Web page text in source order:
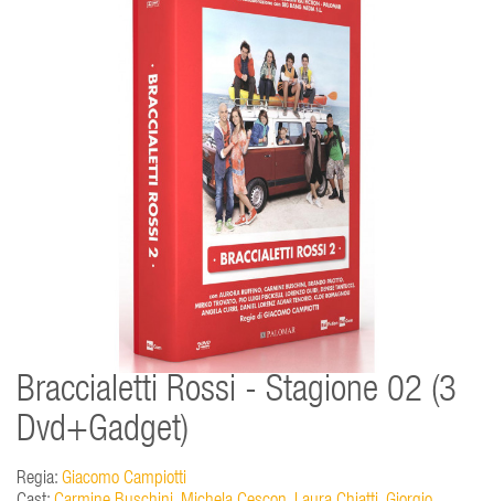
Braccialetti Rossi - Stagione 02 (3
Dvd+Gadget)
Regia: Giacomo Campiotti